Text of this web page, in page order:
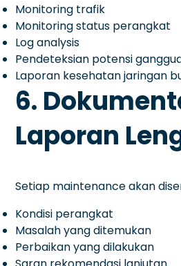
Monitoring trafik
Monitoring status perangkat
Log analysis
Pendeteksian potensi
Laporan kesehatan jaringan
6.
Laporan
Setiap maintenance akan
Kondisi perangkat
Masalah yang ditemukan
Perbaikan yang dilakukan